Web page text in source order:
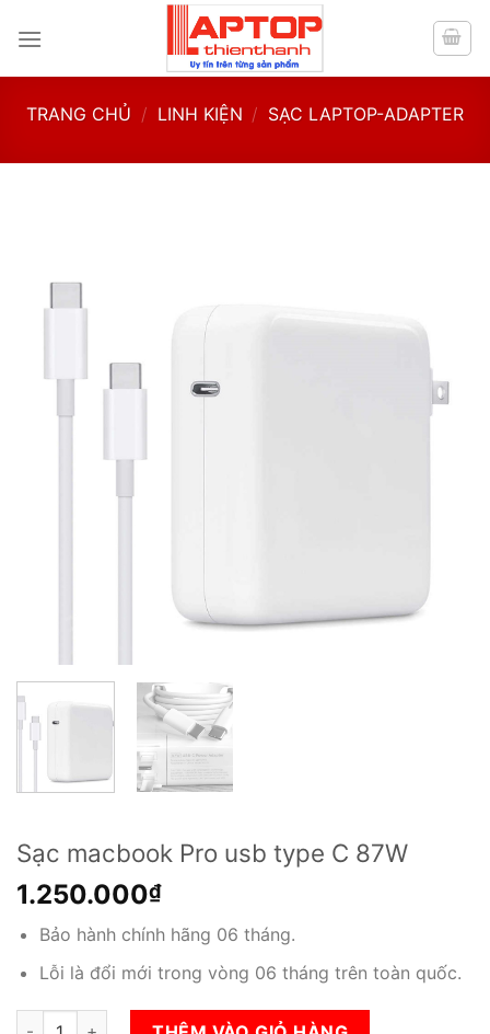
TRANG CHỦ / LINH KIỆN / SẠC LAPTOP-ADAPTER
Sạc macbook Pro usb type C 87W
1.250.000₫
Bảo hành chính hãng 06 tháng.
Lỗi là đổi mới trong vòng 06 tháng trên toàn quốc.
Sạc macbook Pro usb type C 87W số lượng